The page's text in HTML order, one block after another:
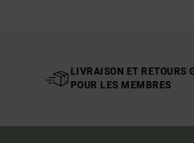
LIVRAISON ET RETOURS
POUR LES MEMBRES